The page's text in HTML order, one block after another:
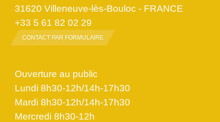
31620 Villeneuve-lès-Bouloc - FRANCE
+33 5 61 82 02 29
CONTACT PAR FORMULAIRE
Ouverture au public
Lundi 8h30-12h/14h-17h30
Mardi 8h30-12h/14h-17h30
Mercredi 8h30-12h